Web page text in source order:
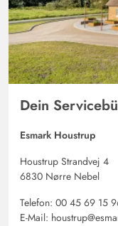
Gast
Deutschland
Das Ferienhaus ist
eingerichtet und
Die beiden
Mit Sandkasten
Dein
Esmark Houstrup
Houstrup Strandvej 4
6830 Nørre Nebel
Telefon: 00 45 69 15
E-Mail: